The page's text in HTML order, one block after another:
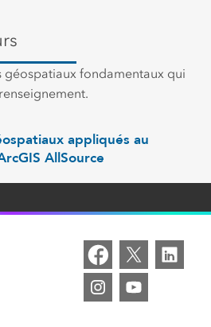
fondamentaux qui
appliqués au
AllSource